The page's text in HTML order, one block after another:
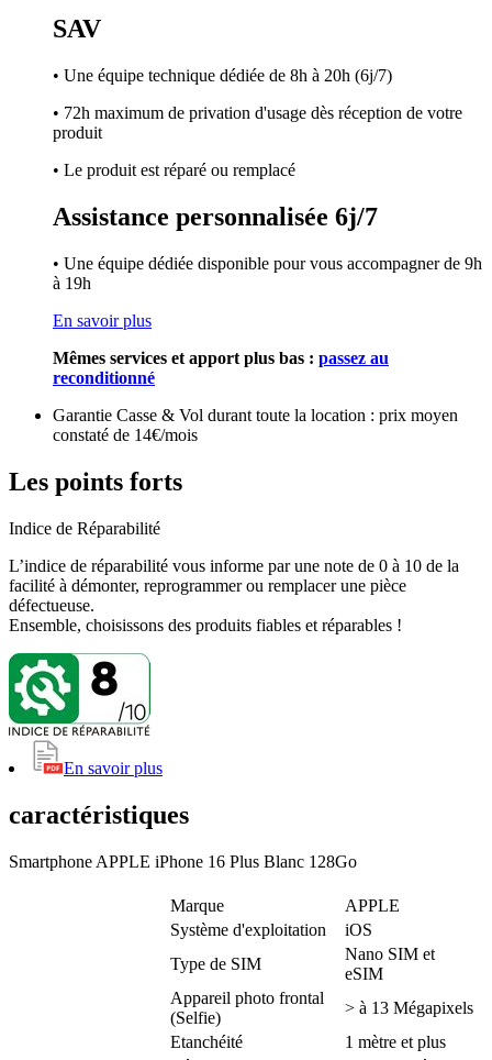
SAV
• Une équipe technique dédiée de 8h à 20h (6j/7)
• 72h maximum de privation d'usage dès réception de votre
produit
• Le produit est réparé ou remplacé
Assistance personnalisée 6j/7
• Une équipe dédiée disponible pour vous accompagner de 9h
à 19h
En savoir plus
Mêmes services et apport plus bas : passez au
reconditionné
Garantie Casse & Vol durant toute la location : prix moyen
constaté de 14€/mois
Les points forts
Indice de Réparabilité
L’indice de réparabilité vous informe par une note de 0 à 10 de la
facilité à démonter, reprogrammer ou remplacer une pièce
défectueuse.
Ensemble, choisissons des produits fiables et réparables !
En savoir plus
caractéristiques
Smartphone APPLE iPhone 16 Plus Blanc 128Go
Marque
APPLE
Système d'exploitation
iOS
Type de SIM
Nano SIM et
eSIM
Appareil photo frontal
(Selfie)
> à 13 Mégapixels
Etanchéité
1 mètre et plus